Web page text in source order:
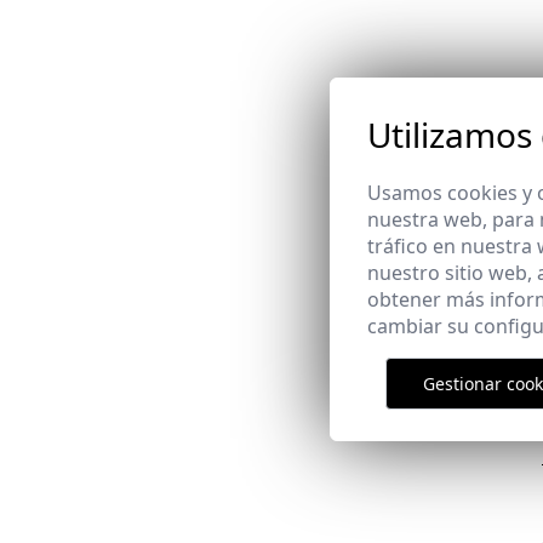
Utilizamos
Usamos cookies
nuestra web, para
tráfico en nuestra
nuestro sitio web,
obtener más
cambiar su
Gestionar